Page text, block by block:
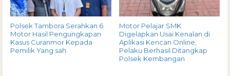
Polsek Tambora Serahkan 6
Motor Hasil Pengungkapan
Kasus Curanmor Kepada
Pemilik Yang sah
Motor Pelajar SMK
Digelapkan Usai Kenalan di
Aplikasi Kencan Online,
Pelaku Berhasil Ditangkap
Polsek Kembangan